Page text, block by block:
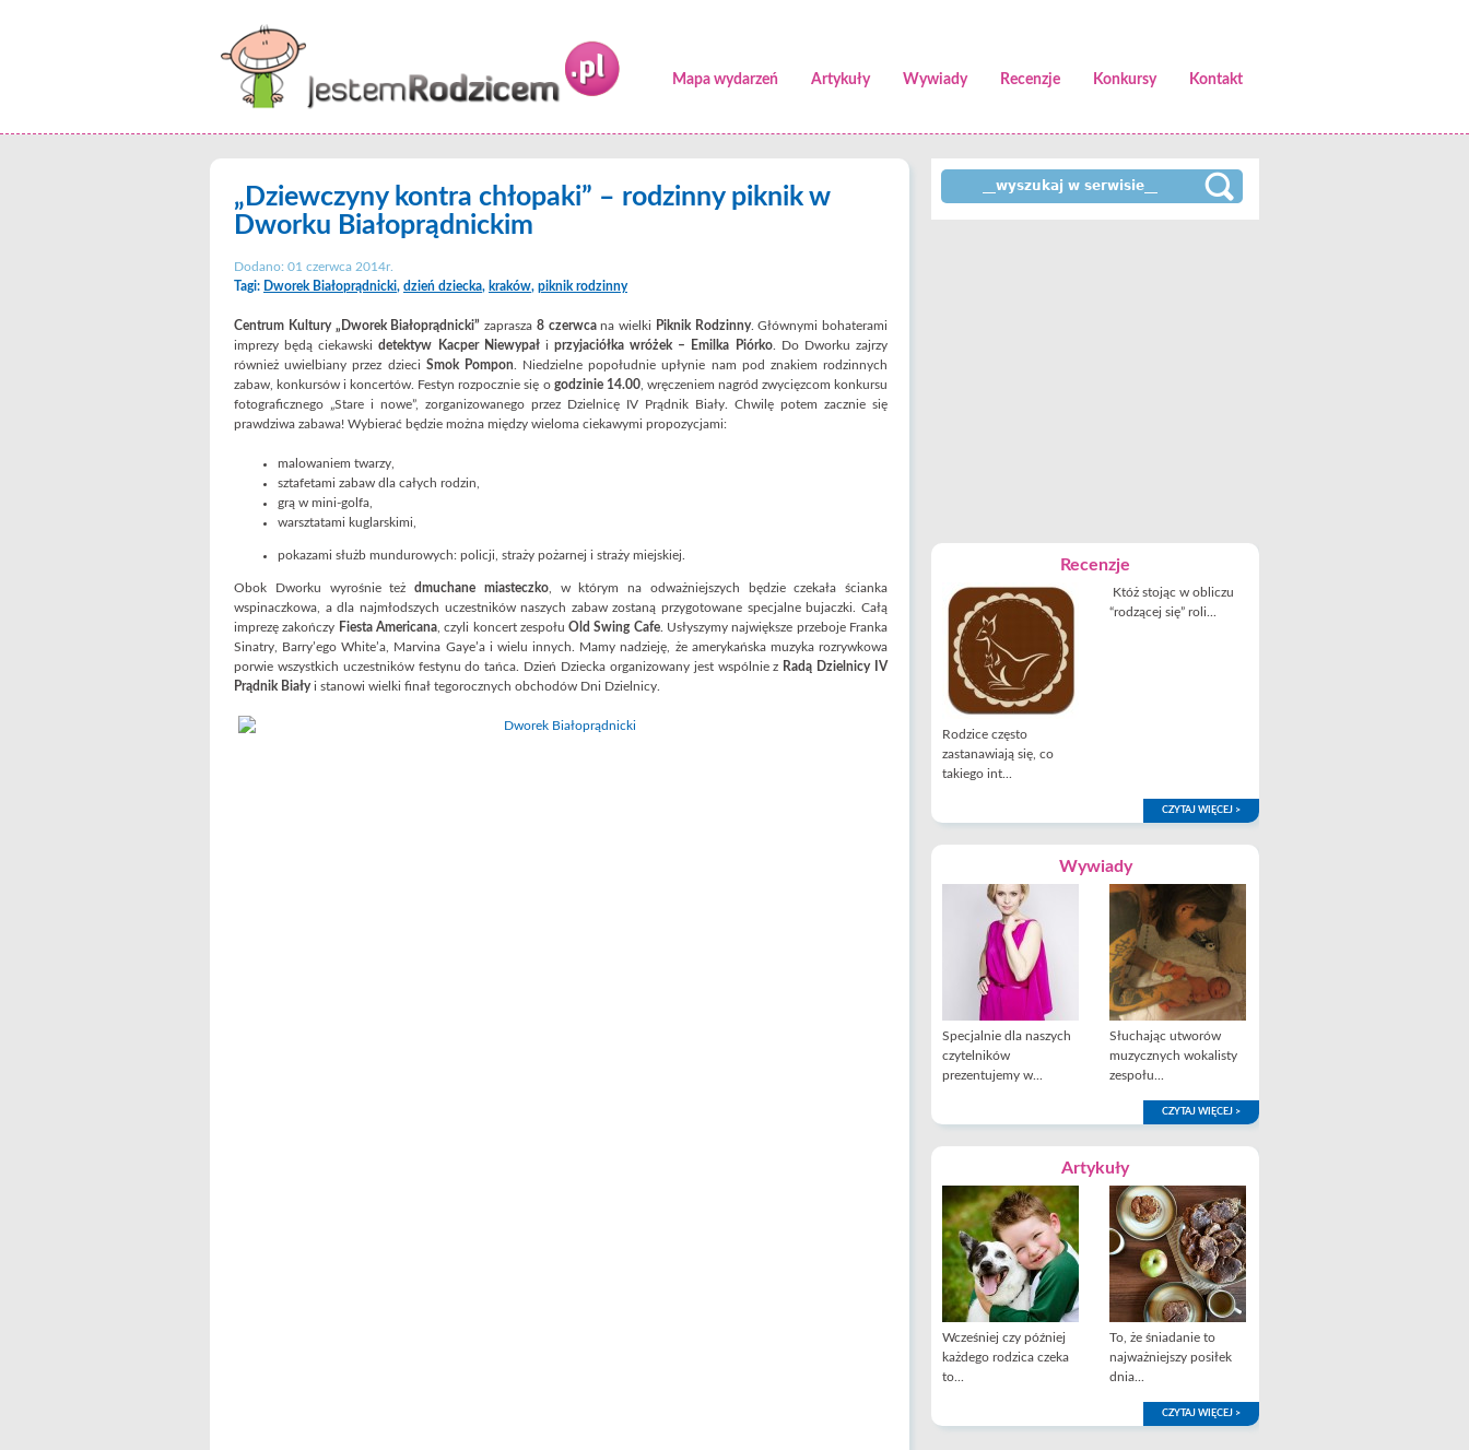
Mapa wydarzeń Artykuły Wywiady Recenzje Konkursy Kontakt
„Dziewczyny kontra chłopaki” – rodzinny piknik w
Dworku Białoprądnickim
Dodano: 01 czerwca 2014r.
Tagi: Dworek Białoprądnicki, dzień dziecka, kraków, piknik rodzinny
Centrum Kultury „Dworek Białoprądnicki” zaprasza 8 czerwcana wielki Piknik Rodzinny. Głównymi bohaterami
imprezy będą ciekawskidetektyw Kacper Niewypałiprzyjaciółka wróżek – Emilka Piórko. Do Dworku zajrzy
również uwielbiany przez dzieci Smok Pompon . Niedzielne popołudnie upłynie nam pod znakiem rodzinnych
zabaw, konkursów i koncertów. Festyn rozpocznie się ogodzinie 14.00, wręczeniem nagród zwycięzcom konkursu
fotograficznego „Stare i nowe”, zorganizowanego przez Dzielnicę IV Prądnik Biały. Chwilę potem zacznie się
prawdziwa zabawa! Wybierać będzie można między wieloma ciekawymi propozycjami:
malowaniem twarzy,
sztafetami zabaw dla całych rodzin,
grą w mini-golfa,
warsztatami kuglarskimi,
pokazami służb mundurowych: policji, straży pożarnej i straży miejskiej.
Obok Dworku wyrośnie też dmuchane miasteczko, w którym na odważniejszych będzie czekała ścianka
wspinaczkowa, a dla najmłodszych uczestników naszych zabaw zostaną przygotowane specjalne bujaczki. Całą
imprezę zakończy Fiesta Americana, czyli koncert zespołuOld Swing Cafe. Usłyszymy największe przeboje Franka
Sinatry, Barry’ego White’a, Marvina Gaye’a i wielu innych. Mamy nadzieję, że amerykańska muzyka rozrywkowa
porwie wszystkich uczestników festynu do tańca. Dzień Dziecka organizowany jest wspólnie z Radą Dzielnicy IV
Prądnik Białyi stanowi wielki finał tegorocznych obchodów Dni Dzielnicy.
Recenzje
Rodzice często
zastanawiają się, co
takiego int...
Któż stojąc w obliczu
“rodzącej się” roli...
CZYTAJ WIĘCEJ >
Wywiady
Specjalnie dla naszych
czytelników
prezentujemy w...
Słuchając utworów
muzycznych wokalisty
zespołu...
CZYTAJ WIĘCEJ >
Artykuły
Wcześniej czy później
każdego rodzica czeka
to...
To, że śniadanie to
najważniejszy posiłek
dnia...
CZYTAJ WIĘCEJ >